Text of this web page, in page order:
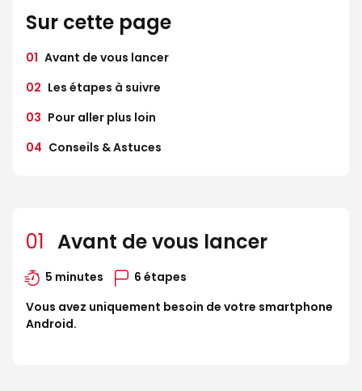
Sur cette page
01 Avant de vous lancer
02 Les étapes à suivre
03 Pour aller plus loin
04 Conseils & Astuces
01 Avant de vous lancer
5 minutes
6 étapes
Vous avez uniquement besoin de votre smartphone
Android.